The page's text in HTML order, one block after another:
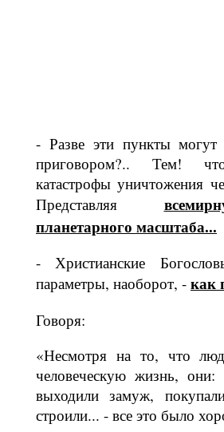
- Разве эти пункты
приговором?.. Тем!
катастрофы уничтожения
Представляя
планетарно­го масштаба...
- Христианские
параметры, наоборот, - как
Говоря:
«Несмотря на то, что
человеческую жизнь,
выходили замуж,
строили... - все это было